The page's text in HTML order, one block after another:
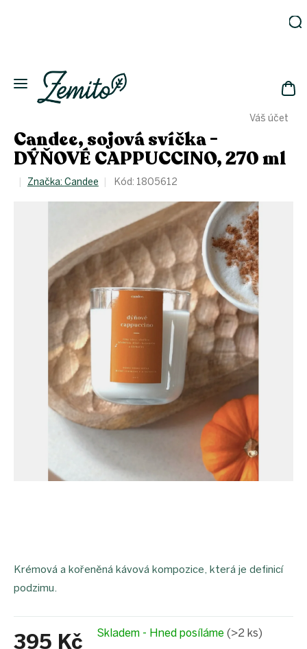
Váš účet
Eko
domácnost
Kosmetika
Eko
láhve
Akce
Zachraň
Přihlášení
Candee, sojová svíčka -
DÝŇOVÉ CAPPUCCINO, 270 ml
Značka: Candee Kód: 1805612
395 Kč Skladem - Hned posíláme (>2 ks)
Krémová a kořeněná kávová kompozice, která je definicí
podzimu.